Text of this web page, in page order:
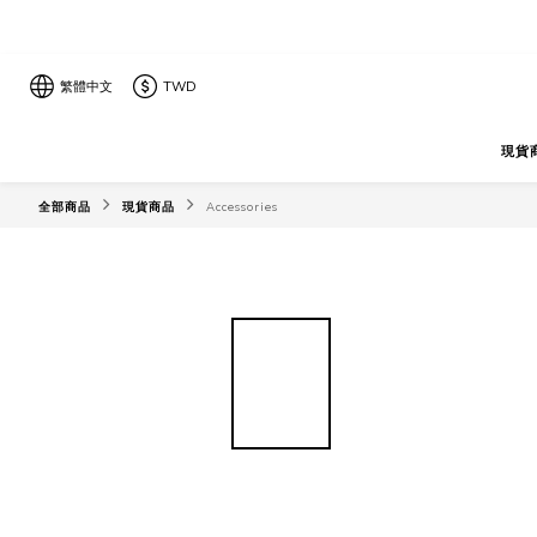
繁體中文 TWD
現貨
全部商品 現貨商品 Accessories